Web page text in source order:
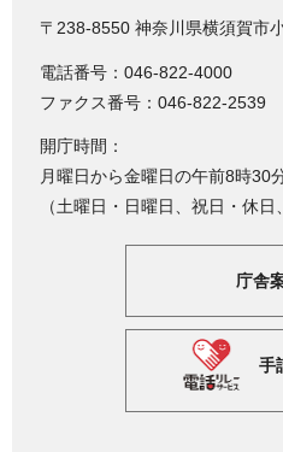
〒238-8550 神奈川県横須賀市
電話番号：046-822-4000
ファクス番号：046-822-2539
開庁時間：
月曜日から金曜日の午前8時30
（土曜日・日曜日、祝日・休日
庁舎
手